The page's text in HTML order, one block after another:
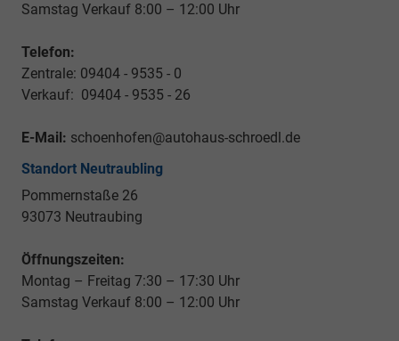
Samstag Verkauf 8:00 – 12:00 Uhr
Telefon:
Zentrale: 09404 - 9535 - 0
Verkauf: 09404 - 9535 - 26
E-Mail: schoenhofen@autohaus-schroedl.de
Standort Neutraubling
Pommernstaße 26
93073 Neutraubing
Öffnungszeiten:
Montag – Freitag 7:30 – 17:30 Uhr
Samstag Verkauf 8:00 – 12:00 Uhr